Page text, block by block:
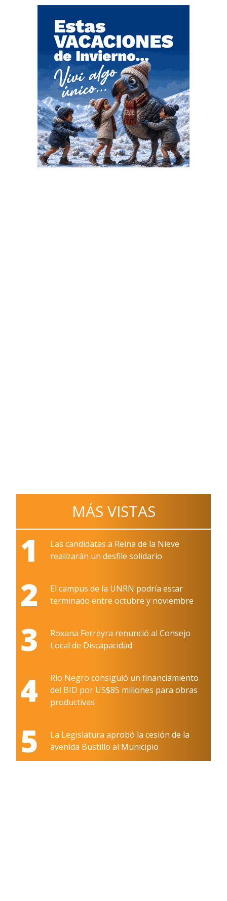
MÁS VISTAS
1
Las candidatas a Reina de la Nieve
realizarán un desfile solidario
2
El campus de la UNRN podría estar
terminado entre octubre y noviembre
3
Roxana Ferreyra renunció al Consejo
Local de Discapacidad
4
Río Negro consiguió un financiamiento
del BID por US$85 millones para obras
productivas
5
La Legislatura aprobó la cesión de la
avenida Bustillo al Municipio